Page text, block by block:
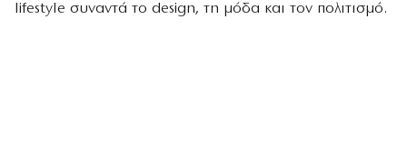
lifestyle συναντά το design, τη μόδα και τον πολιτισμό.